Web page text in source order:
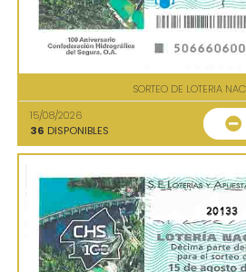
SORTEO DE LOTERIA
15/08/2026
36 DISPONIBLES
20133